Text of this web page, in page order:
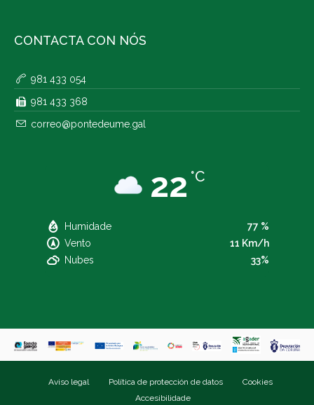
CONTACTA CON NÓS
981 433 054
981 433 368
correo@pontedeume.gal
22 °C
Humidade
77 %
Vento
11 Km/h
Nubes
33%
Aviso legal Política de protección de datos
Cookies
Accesibilidade